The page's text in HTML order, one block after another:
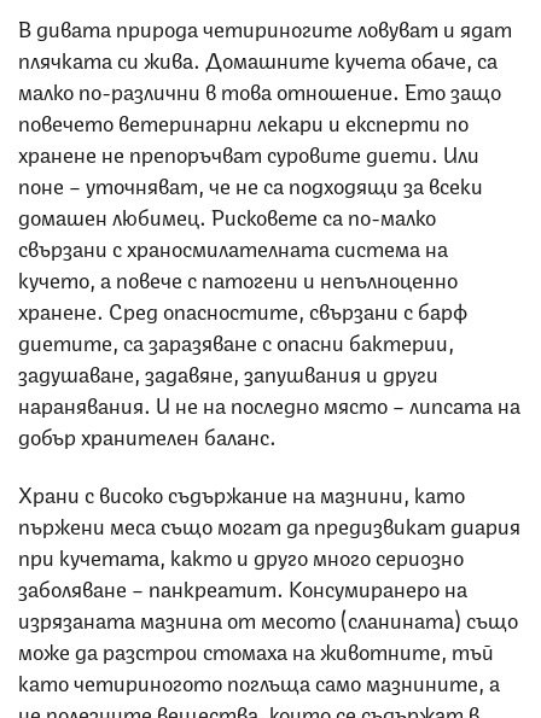
В дивата природа четириногите ловуват и ядат
плячката си жива. Домашните кучета обаче, са
малко по-различни в това отношение. Ето защо
повечето ветеринарни лекари и експерти по
хранене не препоръчват суровите диети. Или
поне – уточняват, че не са подходящи за всеки
домашен любимец. Рисковете са по-малко
свързани с храносмилателната система на
кучето, а повече с патогени и непълноценно
хранене. Сред опасностите, свързани с барф
диетите, са заразяване с опасни бактерии,
задушаване, задавяне, запушвания и други
наранявания. И не на последно място – липсата на
добър хранителен баланс.
Храни с високо съдържание на мазнини, като
пържени меса също могат да предизвикат диария
при кучетата, както и друго много сериозно
заболяване – панкреатит. Консумиранеро на
изрязаната мазнина от месото (сланината) също
може да разстрои стомаха на животните, тъй
като четириногото поглъща само мазнините, а
не полезните вещества, които се съдържат в